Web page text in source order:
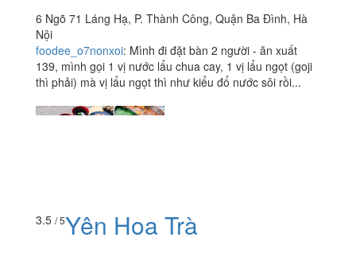
6 Ngõ 71 Láng Hạ, P. Thành Công, Quận Ba Đình, Hà
Nội
foodee_o7nonxoi: Mình đi đặt bàn 2 người - ăn xuất
139, mình gọi 1 vị nước lẩu chua cay, 1 vị lẩu ngọt (goji
thì phải) mà vị lẩu ngọt thì như kiểu đổ nước sôi rồi...
3.5 / 5Yên Hoa Trà